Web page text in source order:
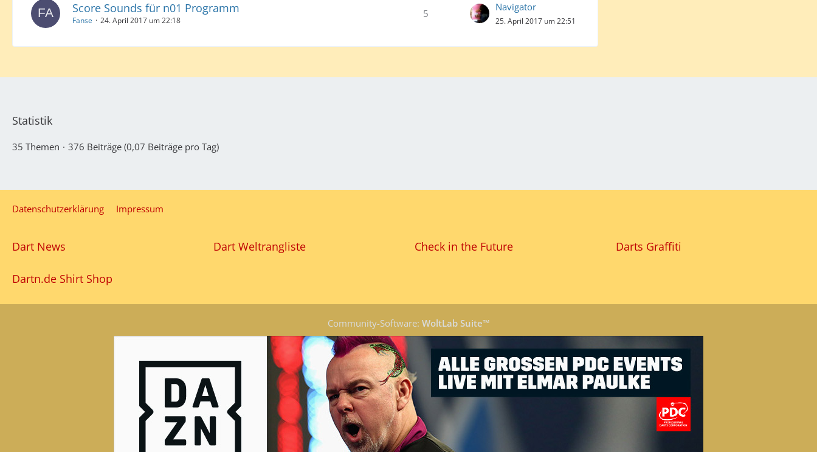
Score Sounds für n01 Programm
Fanse 24. April 2017 um 22:18
5
Navigator
25. April 2017 um 22:51
Statistik
35 Themen 376 Beiträge (0,07 Beiträge pro Tag)
Datenschutzerklärung Impressum
Dart News Dart Weltrangliste Check in the Future Darts Graffiti
Dartn.de Shirt Shop
Community-Software: WoltLab Suite™